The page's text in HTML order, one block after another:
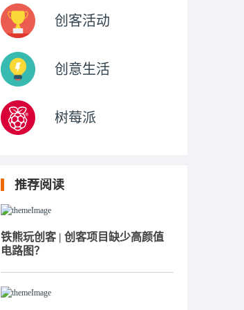
创客活动
创意生活
树莓派
推荐阅读
铁熊玩创客 | 创客项目缺少高颜值
电路图？